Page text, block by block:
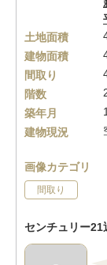
土地面積
建物面積
間取り
階数
築年月
建物現況
画像カテゴリ
間取り
センチュリー21